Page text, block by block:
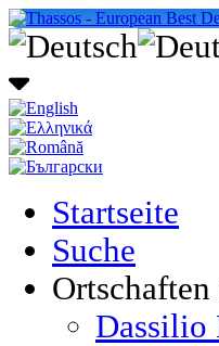
Startseite
Suche
Dassilio